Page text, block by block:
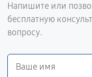
Напишите или
бесплатную
вопросу.